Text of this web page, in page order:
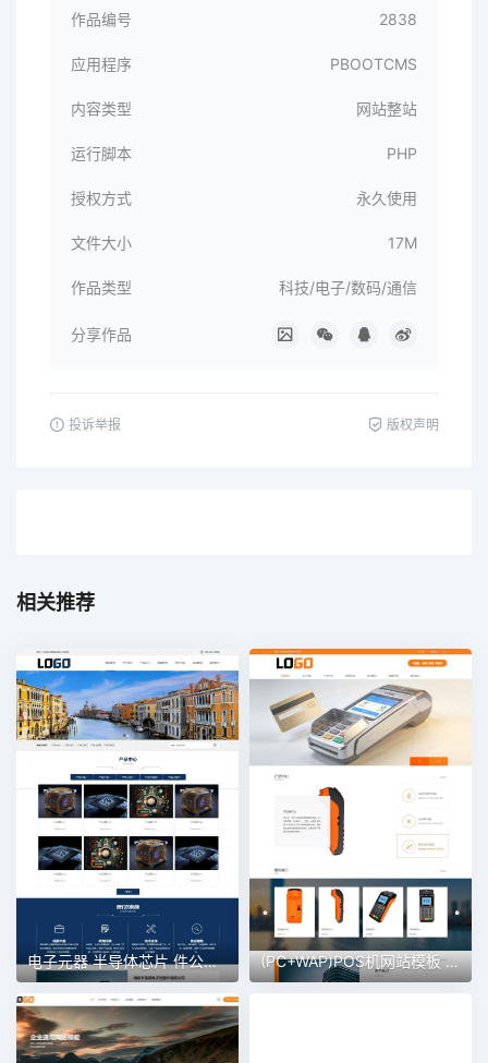
作品编号 2838
应用程序 PBOOTCMS
内容类型 网站整站
运行脚本 PHP
授权方式 永久使用
文件大小 17M
作品类型 科技/电子/数码/通信
分享作品
投诉举报 版权声明
相关推荐
电子元器 半导体芯片 件公司网站模板 (PC+WAP)POS机网站模板 电子设备网站